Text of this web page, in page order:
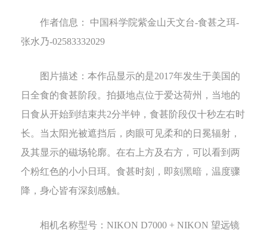
作者信息： 中国科学院紫金山天文台-食甚之珥-
张水乃-02583332029
图片描述： 本作品显示的是2017年发生于美国的
日全食的食甚阶段。拍摄地点位于爱达荷州，当地的
日食从开始到结束共2分半钟，食甚阶段仅十秒左右时
长。当太阳光被遮挡后，肉眼可见柔和的日冕辐射，
及其显示的磁场轮廓。在右上方及右方，可以看到两
个粉红色的小小日珥。食甚时刻，即刻黑暗，温度骤
降，身心皆有深刻感触。
相机名称型号： NIKON D7000 + NIKON 望远镜